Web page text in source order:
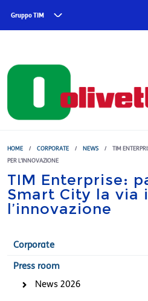
Gruppo TIM
HOME / CORPORATE / NEWS /
TIM
PER L’INNOVAZIONE
TIM Enterprise:
Smart City la via
l’innovazione
Corporate
Press room
News 2026